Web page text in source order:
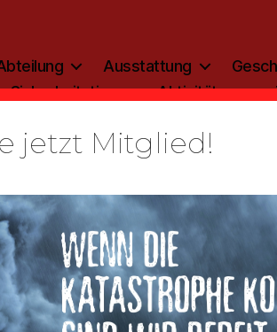
Ausstattung
Sicherheitstipp
Aktivitäten
ALLGEMEIN
jetzt Mitglied!